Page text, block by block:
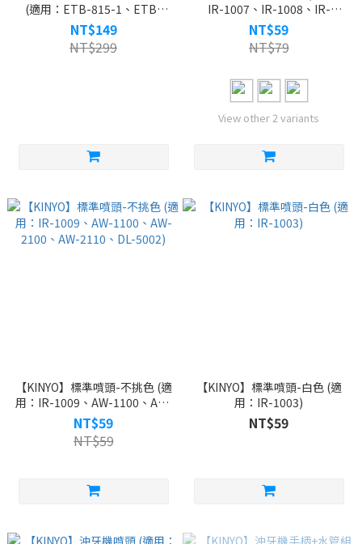
(適用：ETB-815-1、ETB-
815)
NT$149
NT$299
IR-1007、IR-1008、IR-
1012、IR-2006)
NT$59
NT$79
View other 2 variants
【KINYO】標準噴頭-不挑色 (適
用：IR-1009、AW-1100、AW-
2100、AW-2110、DL-5002)
NT$59
NT$59
【KINYO】標準噴頭-白色 (適
用：IR-1003)
NT$59